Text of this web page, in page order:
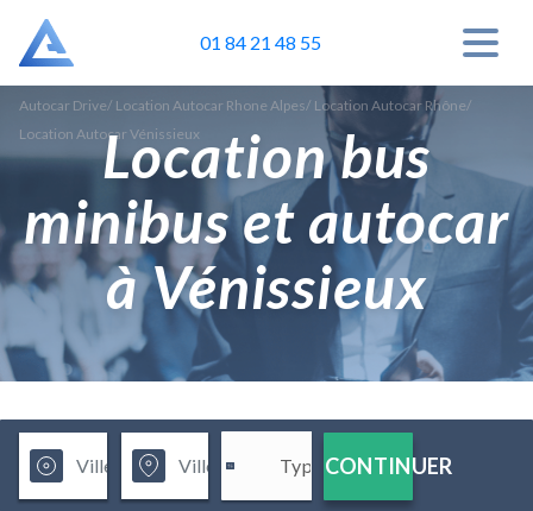
01 84 21 48 55
Autocar Drive/ Location Autocar Rhone Alpes/ Location Autocar Rhône/
Location Autocar Vénissieux
Location bus
minibus et autocar
à Vénissieux
CONTINUER